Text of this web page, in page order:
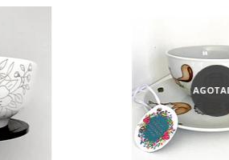
AGOTADO